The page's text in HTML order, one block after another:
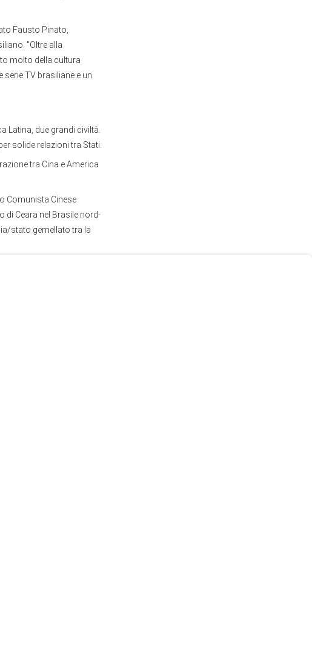
Fausto Pinato,
"Oltre alla
molto della cultura
serie TV brasiliane e un
Latina, due grandi civiltà.
solide relazioni tra Stati.
tra Cina e America
Comunista Cinese
di Ceara nel Brasile nord-
stato gemellato tra la